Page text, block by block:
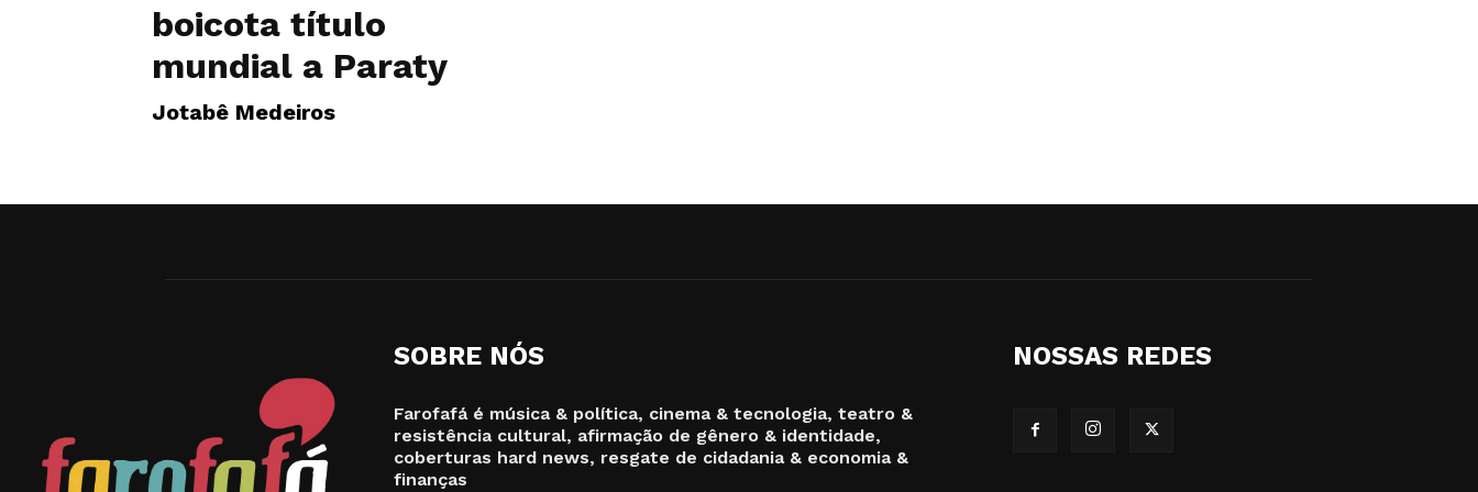
boicota título
mundial a Paraty
Jotabê Medeiros
SOBRE NÓS
Farofafá é música & política, cinema & tecnologia, teatro &
resistência cultural, afirmação de gênero & identidade,
coberturas hard news, resgate de cidadania & economia &
finanças
NOSSAS REDES